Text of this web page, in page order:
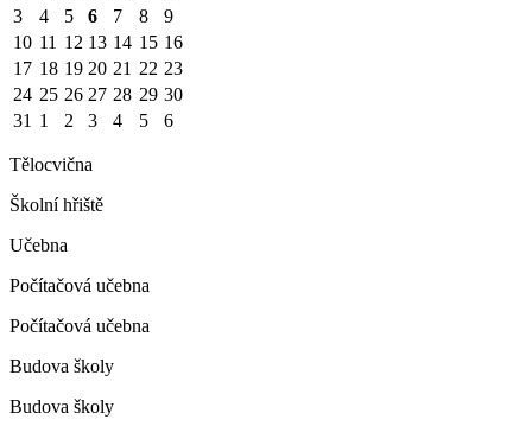
3
4 5 6 7 8
9
10 11 12 13 14 15 16
17 18 19 20 21 22 23
24 25 26 27 28 29 30
31 1 2 3 4 5 6
Tělocvična
Školní hřiště
Učebna
Počítačová učebna
Počítačová učebna
Budova školy
Budova školy